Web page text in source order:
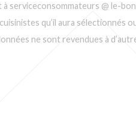
@ le-
qu’il aura
ne sont revendues à